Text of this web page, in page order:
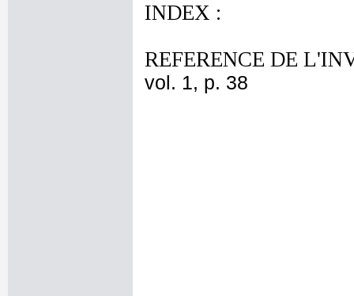
INDEX :
REFERENCE DE
vol. 1, p. 38